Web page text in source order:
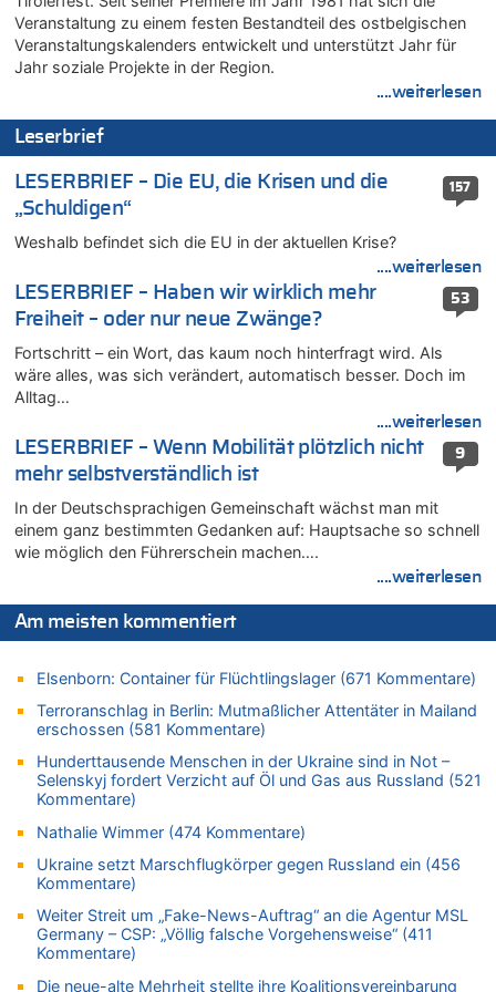
07.08.2026 - 13:04 von Kein Raser zu
In Belgien missachten zwei von drei Autofahrern das
Tempolimit in 30er-Zonen – Untersuchung von Vias
In Belgien missachten zwei von drei Autofahrern das
Tempolimit in 30er-Zonen – Untersuchung von Vias
07.08.2026 - 12:43 von JoKrings zu
Zweite Hitzewelle in diesem Sommer ist jetzt amtlich
07.08.2026 - 12:31 von Fassungslos zu
In Belgien missachten zwei von drei Autofahrern das
Tempolimit in 30er-Zonen – Untersuchung von Vias
07.08.2026 - 11:31 von Zuhörer zu
In Belgien missachten zwei von drei Autofahrern das
07.08.2026 - 11:23 von Dax zu
In Belgien missachten zwei von drei Autofahrern das
Tempolimit in 30er-Zonen – Untersuchung von Vias
07.08.2026 - 11:20 von JoKrings zu
In Belgien missachten zwei von drei Autofahrern das
07.08.2026 - 11:15 von Dax zu
Wie kam es zur Ceuta-Krise?
07.08.2026 - 10:29 von Soso zu
Belgien setzt bei Reit-WM auf starke Springreiter
In Belgien missachten zwei von drei Autofahrern das
Tempolimit in 30er-Zonen – Untersuchung von Vias
07.08.2026 - 10:05 von Ostbelgien Direkt zu
Soll Belgien Tempolimit auf Autobahnen erhöhen? – In
In Belgien missachten zwei von drei Autofahrern das
Tempolimit in 30er-Zonen – Untersuchung von Vias
07.08.2026 - 09:31 von Ermitler zu
Das 44. Tirolerfest in Eupen in Bildern [Fotogalerie]
Veranstaltung zu einem festen Bestandteil des ostbelgischen
Veranstaltungskalenders entwickelt und unterstützt Jahr für
Jahr soziale Projekte in der Region.
....weiterlesen
Leserbrief
157
LESERBRIEF – Die EU, die Krisen und die
„Schuldigen“
Weshalb befindet sich die EU in der aktuellen Krise?
....weiterlesen
53
LESERBRIEF – Haben wir wirklich mehr
Freiheit – oder nur neue Zwänge?
Fortschritt – ein Wort, das kaum noch hinterfragt wird. Als
wäre alles, was sich verändert, automatisch besser. Doch im
Alltag…
....weiterlesen
9
LESERBRIEF – Wenn Mobilität plötzlich nicht
mehr selbstverständlich ist
In der Deutschsprachigen Gemeinschaft wächst man mit
einem ganz bestimmten Gedanken auf: Hauptsache so schnell
wie möglich den Führerschein machen….
....weiterlesen
Am meisten kommentiert
Elsenborn: Container für Flüchtlingslager (671 Kommentare)
Terroranschlag in Berlin: Mutmaßlicher Attentäter in Mailand
erschossen (581 Kommentare)
Hunderttausende Menschen in der Ukraine sind in Not –
Selenskyj fordert Verzicht auf Öl und Gas aus Russland (521
Kommentare)
Nathalie Wimmer (474 Kommentare)
Ukraine setzt Marschflugkörper gegen Russland ein (456
Kommentare)
Weiter Streit um „Fake-News-Auftrag“ an die Agentur MSL
Germany – CSP: „Völlig falsche Vorgehensweise“ (411
Kommentare)
Die neue-alte Mehrheit stellte ihre Koalitionsvereinbarung